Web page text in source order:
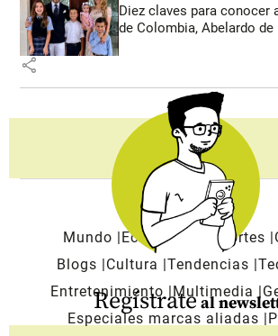
Diez claves para conocer
de Colombia, Abelardo
share
Regístrateal
Mundo Economía Deportes
Blogs
Cultura Tendencias
Entretenimiento
Multimedia
Especiales marcas aliadas